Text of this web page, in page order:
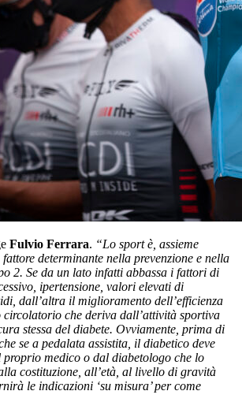
Fulvio Ferrara. “Lo sport è, assieme
determinante nella prevenzione e nella
2. Se da un lato infatti abbassa i fattori di
ipertensione, valori elevati di
dall’altra il miglioramento dell’efficienza
circolatorio che deriva dall’attività sportiva
stessa del diabete. Ovviamente, prima di
se a pedalata assistita, il diabetico deve
medico o dal diabetologo che lo
costituzione, all’età, al livello di gravità
le indicazioni ‘su misura’ per come